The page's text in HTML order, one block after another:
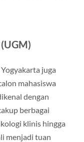
juga
mahasiswa
dengan
berbagai
klinis hingga
menjadi tuan